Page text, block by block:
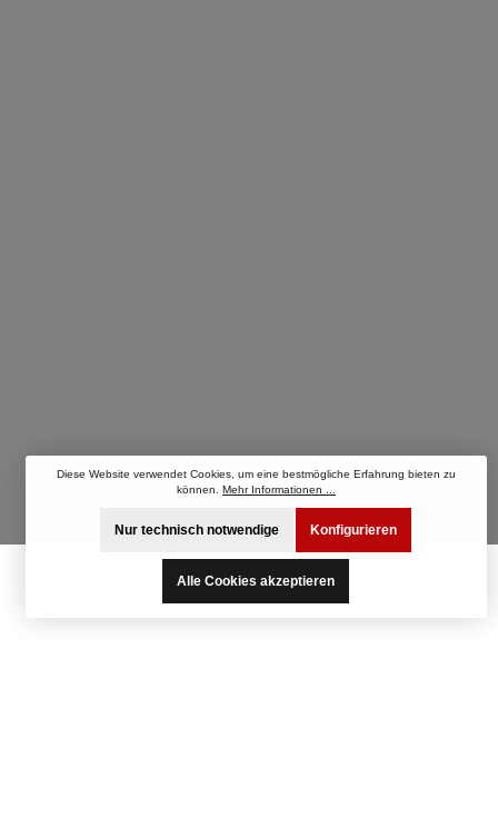
Diese Website verwendet Cookies, um eine bestmögliche Erfahrung bieten zu
können. Mehr Informationen ...
Nur technisch notwendige Konfigurieren
Alle Cookies akzeptieren